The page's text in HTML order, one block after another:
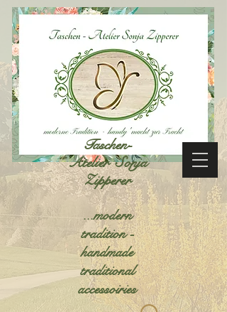
Taschen-
Atelier Sonja
Zipperer
...modern
tradition -
handmade
traditional
accessoiries